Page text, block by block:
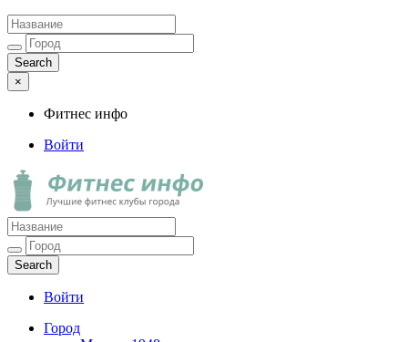
×
Фитнес инфо
Войти
Фитнес инфо
Лучшие фитнес клубы города
Войти
Город